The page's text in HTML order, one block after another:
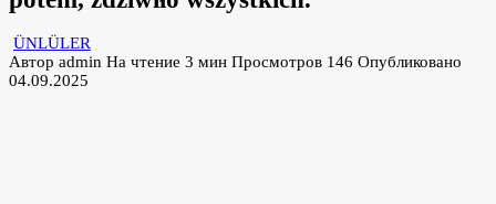
ÜNLÜLER
Автор admin На чтение 3 мин Просмотров 146 Опубликовано
04.09.2025